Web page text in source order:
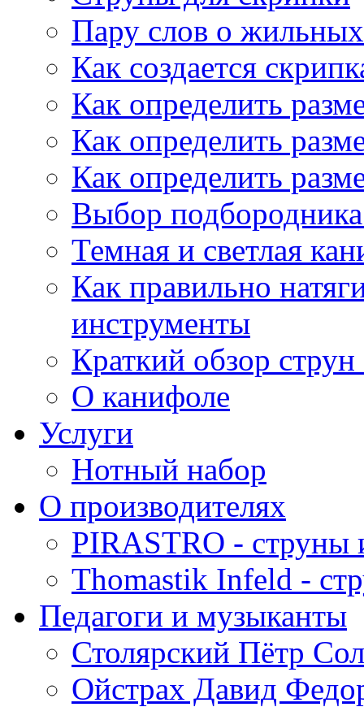
Пару слов о
Как создается
Как определить
Как определить
Как определить
Выбор
Темная и светлая
Как правильно
инструменты
Краткий обзор
О канифоле
Услуги
Нотный набор
О производителях
PIRASTRO - струны
Thomastik Infeld -
Педагоги и музыканты
Столярский Пётр
Ойстрах Давид